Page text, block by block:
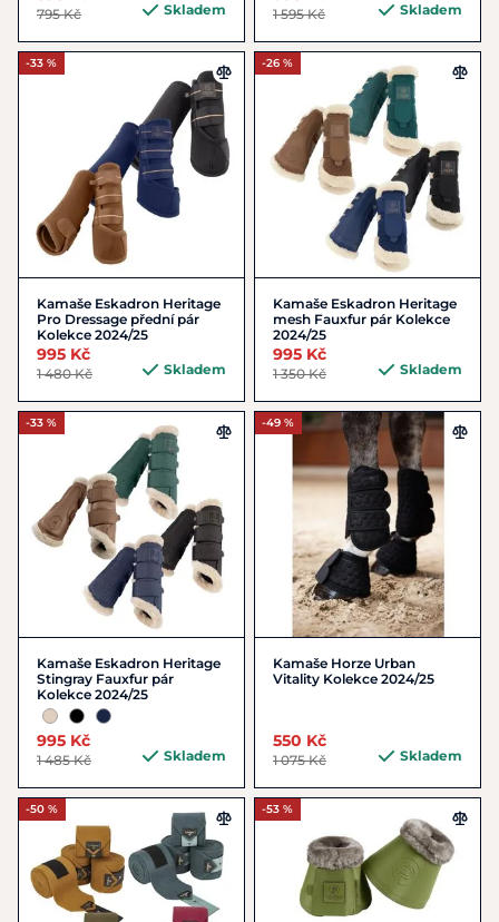
795 Kč Skladem 1 595 Kč Skladem
-33 %
Kamaše Eskadron Heritage
Pro Dressage přední pár
Kolekce 2024/25
995 Kč
1 480 Kč Skladem
-26 %
Kamaše Eskadron Heritage
mesh Fauxfur pár Kolekce
2024/25
995 Kč
1 350 Kč Skladem
-33 %
Kamaše Eskadron Heritage
Stingray Fauxfur pár
Kolekce 2024/25
995 Kč
1 485 Kč Skladem
-49 %
Kamaše Horze Urban
Vitality Kolekce 2024/25
550 Kč
1 075 Kč Skladem
-50 % -53 %